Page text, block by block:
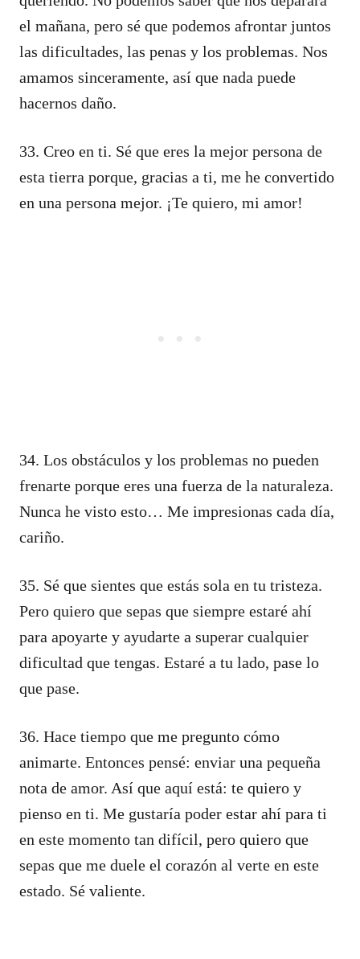
el mañana, pero sé que podemos afrontar juntos
las dificultades, las penas y los problemas. Nos
amamos sinceramente, así que nada puede
hacernos daño.
33. Creo en ti. Sé que eres la mejor persona de
esta tierra porque, gracias a ti, me he convertido
en una persona mejor. ¡Te quiero, mi amor!
34. Los obstáculos y los problemas no pueden
frenarte porque eres una fuerza de la naturaleza.
Nunca he visto esto… Me impresionas cada día,
cariño.
35. Sé que sientes que estás sola en tu tristeza.
Pero quiero que sepas que siempre estaré ahí
para apoyarte y ayudarte a superar cualquier
dificultad que tengas. Estaré a tu lado, pase lo
que pase.
36. Hace tiempo que me pregunto cómo
animarte. Entonces pensé: enviar una pequeña
nota de amor. Así que aquí está: te quiero y
pienso en ti. Me gustaría poder estar ahí para ti
en este momento tan difícil, pero quiero que
sepas que me duele el corazón al verte en este
estado. Sé valiente.